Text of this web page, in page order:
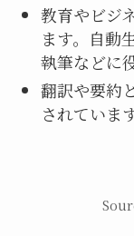
教育やビジ
ます。自動
執筆などに
翻訳や要約
されています